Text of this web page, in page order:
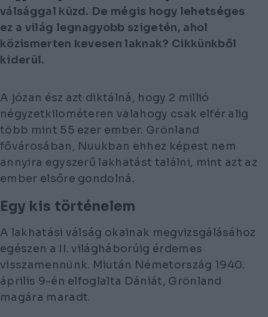
válsággal küzd. De mégis hogy lehetséges
ez a világ legnagyobb szigetén, ahol
közismerten kevesen laknak? Cikkünkből
kiderül.
A józan ész azt diktálná, hogy 2 millió
négyzetkilométeren valahogy csak elfér alig
több mint 55 ezer ember. Grönland
fővárosában, Nuukban ehhez képest nem
annyira egyszerű lakhatást találni, mint azt az
ember elsőre gondolná.
Egy kis történelem
A lakhatási válság okainak megvizsgálásához
egészen a II. világháborúig érdemes
visszamennünk. Miután Németország 1940.
április 9-én elfoglalta Dániát, Grönland
magára maradt.